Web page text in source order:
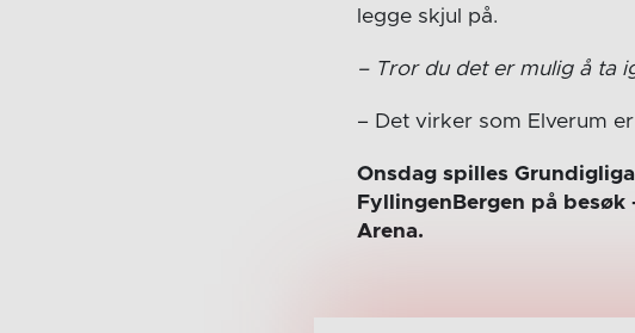
legge skjul på.
– Tror du det er mulig å ta
– Det virker som Elverum
Onsdag spilles
FyllingenBergen på
Arena.